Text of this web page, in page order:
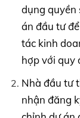
dụng quyền
án đầu tư
tác kinh
hợp với quy
Nhà đầu tư
nhận đăng